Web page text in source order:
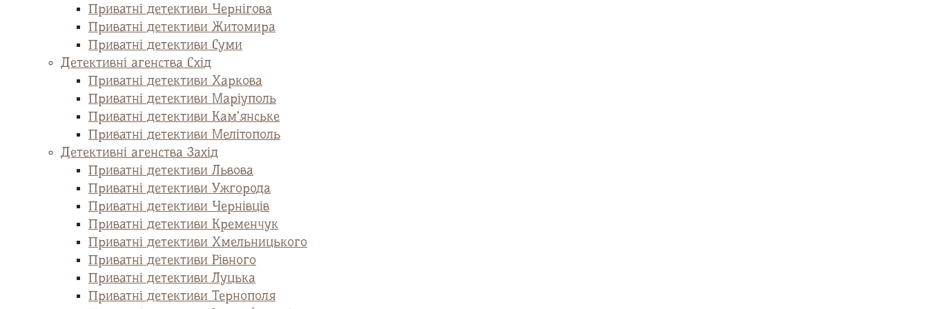
Приватні детективи Чернігова
Приватні детективи Житомира
Приватні детективи Суми
Детективні агенства Схід
Приватні детективи Харкова
Приватні детективи Маріуполь
Приватні детективи Кам’янське
Приватні детективи Мелітополь
Детективні агенства Захід
Приватні детективи Львова
Приватні детективи Ужгорода
Приватні детективи Чернівців
Приватні детективи Кременчук
Приватні детективи Хмельницького
Приватні детективи Рівного
Приватні детективи Луцька
Приватні детективи Тернополя